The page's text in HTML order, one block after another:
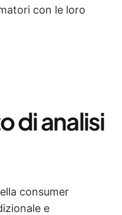
con le loro
di analisi
consumer
e